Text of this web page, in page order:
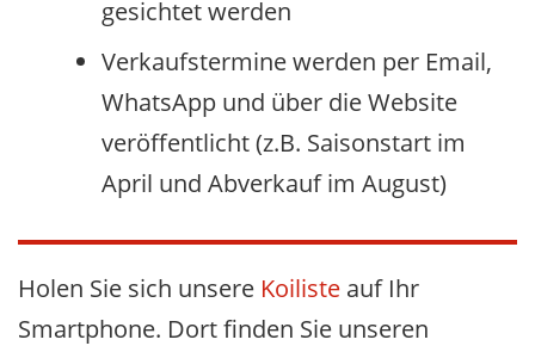
gesichtet werden
Verkaufstermine werden per Email,
WhatsApp und über die Website
veröffentlicht (z.B. Saisonstart im
April und Abverkauf im August)
Holen Sie sich unsere Koiliste auf Ihr
Smartphone. Dort finden Sie unseren